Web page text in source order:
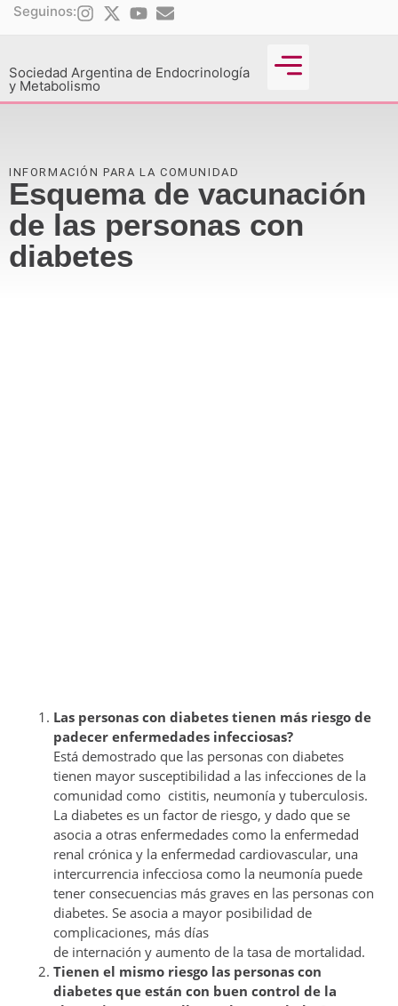
Seguinos:
Sociedad Argentina de Endocrinología
y Metabolismo
INFORMACIÓN PARA LA COMUNIDAD
Esquema de vacunación
de las personas con
diabetes
Las personas con diabetes tienen más riesgo de
padecer enfermedades infecciosas?
Está demostrado que las personas con diabetes
tienen mayor susceptibilidad a las infecciones de la
comunidad como cistitis, neumonía y tuberculosis.
La diabetes es un factor de riesgo, y dado que se
asocia a otras enfermedades como la enfermedad
renal crónica y la enfermedad cardiovascular, una
intercurrencia infecciosa como la neumonía puede
tener consecuencias más graves en las personas con
diabetes. Se asocia a mayor posibilidad de
complicaciones, más días
de internación y aumento de la tasa de mortalidad.
Tienen el mismo riesgo las personas con
diabetes que están con buen control de la